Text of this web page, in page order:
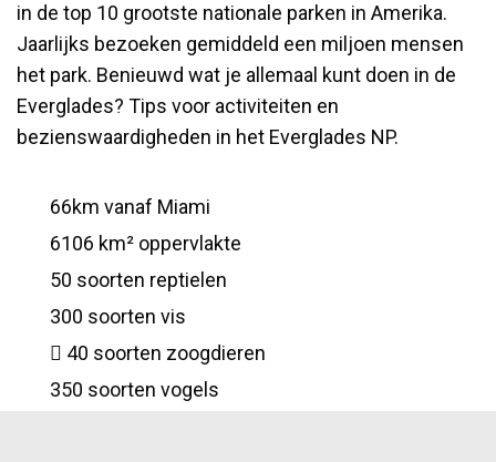
in de top 10 grootste nationale parken in Amerika.
Jaarlijks bezoeken gemiddeld een miljoen mensen
het park. Benieuwd wat je allemaal kunt doen in de
Everglades? Tips voor activiteiten en
bezienswaardigheden in het Everglades NP.
66km vanaf Miami
6106 km² oppervlakte
50 soorten reptielen
300 soorten vis
40 soorten zoogdieren
350 soorten vogels